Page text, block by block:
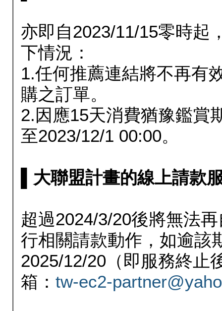
亦即自2023/11/15零時起
下情況：
1.任何推薦連結將不再有
購之訂單。
2.因應15天消費猶豫鑑賞
至2023/12/1 00:00。
▌大聯盟計畫的線上請款
超過2024/3/20後將無法
行相關請款動作，如逾該
2025/12/20（即服務終止
箱： tw-ec2-